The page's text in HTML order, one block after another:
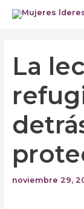
La
noviembre 29,
entradas